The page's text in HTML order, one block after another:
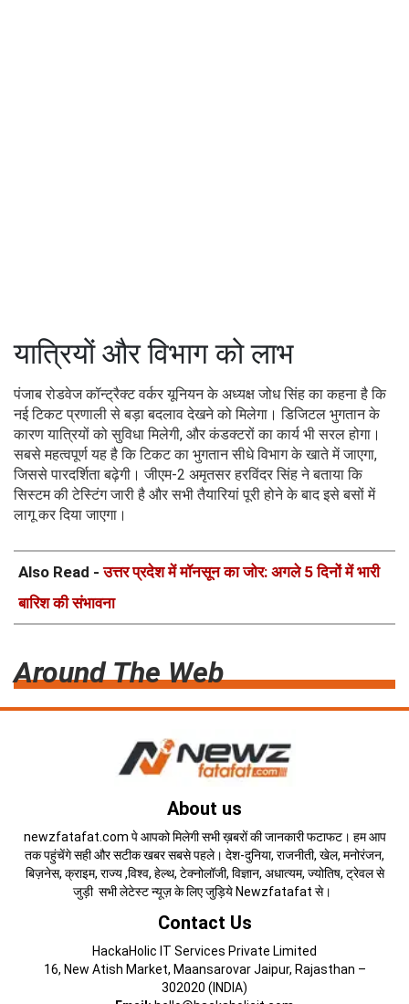
यात्रियों और विभाग को लाभ
पंजाब रोडवेज कॉन्ट्रैक्ट वर्कर यूनियन के अध्यक्ष जोध सिंह का कहना है कि
नई टिकट प्रणाली से बड़ा बदलाव देखने को मिलेगा। डिजिटल भुगतान के
कारण यात्रियों को सुविधा मिलेगी, और कंडक्टरों का कार्य भी सरल होगा।
सबसे महत्वपूर्ण यह है कि टिकट का भुगतान सीधे विभाग के खाते में जाएगा,
जिससे पारदर्शिता बढ़ेगी। जीएम-2 अमृतसर हरविंदर सिंह ने बताया कि
सिस्टम की टेस्टिंग जारी है और सभी तैयारियां पूरी होने के बाद इसे बसों में
लागू कर दिया जाएगा।
Also Read -उत्तर प्रदेश में मॉनसून का जोर: अगले 5 दिनों में भारी
बारिश की संभावना
Around The Web
About us
newzfatafat.com पे आपको मिलेगी सभी ख़बरों की जानकारी फटाफट। हम आप
तक पहुंचेंगे सही और सटीक खबर सबसे पहले। देश-दुनिया, राजनीती, खेल, मनोरंजन,
बिज़नेस, क्राइम, राज्य ,विश्व, हेल्थ, टेक्नोलॉजी, विज्ञान, अधात्यम, ज्योतिष, ट्रेवल से
जुड़ी सभी लेटेस्ट न्यूज़ के लिए जुड़िये Newzfatafat से।
Contact Us
HackaHolic IT Services Private Limited
16, New Atish Market, Maansarovar Jaipur, Rajasthan –
302020 (INDIA)